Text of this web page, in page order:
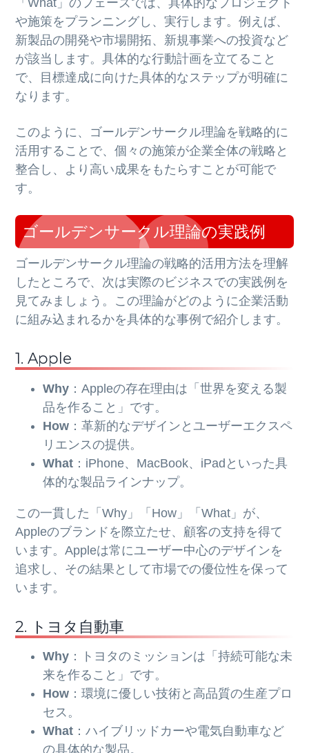
や施策をプランニングし、実行します。例えば、
新製品の開発や市場開拓、新規事業への投資など
が該当します。具体的な行動計画を立てること
で、目標達成に向けた具体的なステップが明確に
なります。
このように、ゴールデンサークル理論を戦略的に
活用することで、個々の施策が企業全体の戦略と
整合し、より高い成果をもたらすことが可能で
す。
ゴールデンサークル理論の実践例
ゴールデンサークル理論の戦略的活用方法を理解
したところで、次は実際のビジネスでの実践例を
見てみましょう。この理論がどのように企業活動
に組み込まれるかを具体的な事例で紹介します。
1. Apple
Why ：Appleの存在理由は「世界を変える製
品を作ること」です。
How ：革新的なデザインとユーザーエクスペ
リエンスの提供。
What ：iPhone、MacBook、iPadといった具
体的な製品ラインナップ。
この一貫した「Why」「How」「What」が、
Appleのブランドを際立たせ、顧客の支持を得て
います。Appleは常にユーザー中心のデザインを
追求し、その結果として市場での優位性を保って
います。
2. トヨタ自動車
Why ：トヨタのミッションは「持続可能な未
来を作ること」です。
How ：環境に優しい技術と高品質の生産プロ
セス。
What ：ハイブリッドカーや電気自動車など
の具体的な製品。